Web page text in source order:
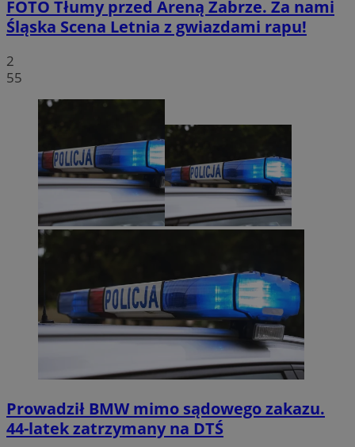
FOTO Tłumy przed Areną Zabrze. Za nami
Śląska Scena Letnia z gwiazdami rapu!
2
55
Prowadził BMW mimo sądowego zakazu.
44-latek zatrzymany na DTŚ